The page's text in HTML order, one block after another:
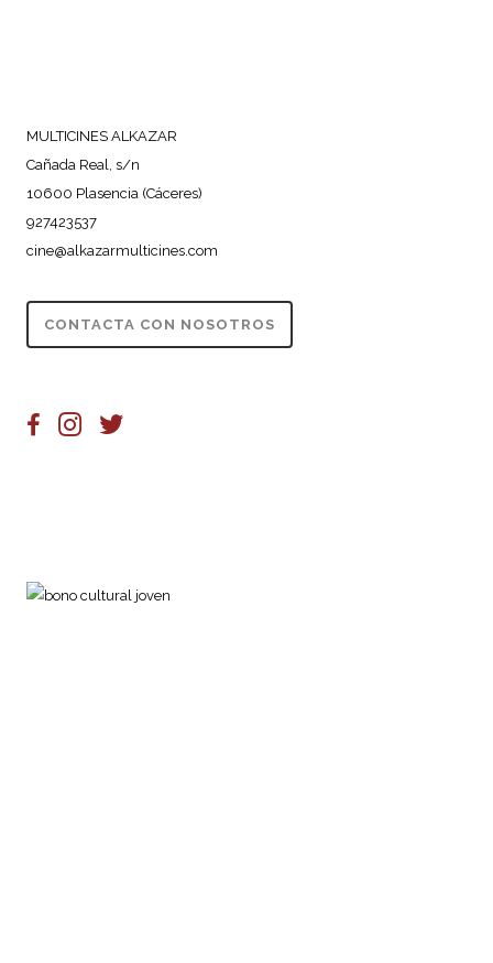
MULTICINES ALKAZAR
Cañada Real, s/n
10600 Plasencia (Cáceres)
927423537
cine@alkazarmulticines.com
CONTACTA CON NOSOTROS